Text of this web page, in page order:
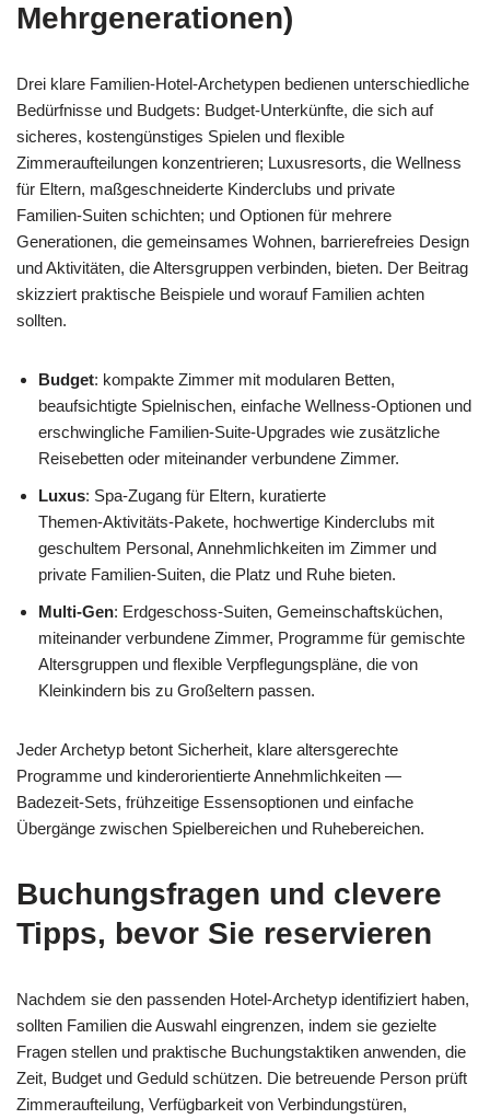
Mehrgenerationen)
Drei klare Familien-Hotel‑Archetypen bedienen unterschiedliche
Bedürfnisse und Budgets: Budget‑Unterkünfte, die sich auf
sicheres, kostengünstiges Spielen und flexible
Zimmeraufteilungen konzentrieren; Luxusresorts, die Wellness
für Eltern, maßgeschneiderte Kinderclubs und private
Familien‑Suiten schichten; und Optionen für mehrere
Generationen, die gemeinsames Wohnen, barrierefreies Design
und Aktivitäten, die Altersgruppen verbinden, bieten. Der Beitrag
skizziert praktische Beispiele und worauf Familien achten
sollten.
Budget: kompakte Zimmer mit modularen Betten,
beaufsichtigte Spielnischen, einfache Wellness‑Optionen und
erschwingliche Familien‑Suite‑Upgrades wie zusätzliche
Reisebetten oder miteinander verbundene Zimmer.
Luxus: Spa‑Zugang für Eltern, kuratierte
Themen‑Aktivitäts‑Pakete, hochwertige Kinderclubs mit
geschultem Personal, Annehmlichkeiten im Zimmer und
private Familien‑Suiten, die Platz und Ruhe bieten.
Multi‑Gen: Erdgeschoss‑Suiten, Gemeinschaftsküchen,
miteinander verbundene Zimmer, Programme für gemischte
Altersgruppen und flexible Verpflegungspläne, die von
Kleinkindern bis zu Großeltern passen.
Jeder Archetyp betont Sicherheit, klare altersgerechte
Programme und kinderorientierte Annehmlichkeiten —
Badezeit‑Sets, frühzeitige Essensoptionen und einfache
Übergänge zwischen Spielbereichen und Ruhebereichen.
Buchungsfragen und clevere
Tipps, bevor Sie reservieren
Nachdem sie den passenden Hotel-Archetyp identifiziert haben,
sollten Familien die Auswahl eingrenzen, indem sie gezielte
Fragen stellen und praktische Buchungstaktiken anwenden, die
Zeit, Budget und Geduld schützen. Die betreuende Person prüft
Zimmeraufteilung, Verfügbarkeit von Verbindungstüren,